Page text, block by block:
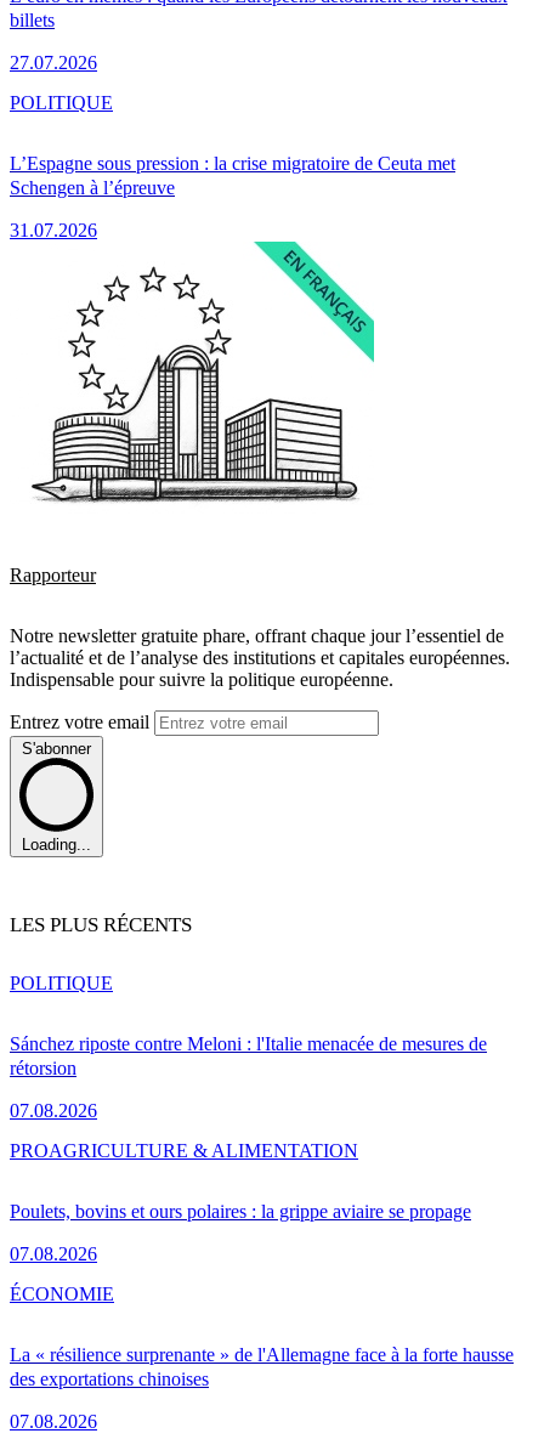
billets
27.07.2026
L’Espagne sous pression : la crise migratoire de Ceuta met
Schengen à l’épreuve
31.07.2026
POLITIQUE
Rapporteur
Notre newsletter gratuite phare, offrant chaque jour l’essentiel de
l’actualité et de l’analyse des institutions et capitales européennes.
Indispensable pour suivre la politique européenne.
Entrez votre email
S'abonner
Loading...
LES PLUS RÉCENTS
Sánchez riposte contre Meloni : l'Italie menacée de mesures de
rétorsion
07.08.2026
POLITIQUE
Poulets, bovins et ours polaires : la grippe aviaire se propage
07.08.2026
PROAGRICULTURE & ALIMENTATION
La « résilience surprenante » de l'Allemagne face à la forte hausse
des exportations chinoises
07.08.2026
ÉCONOMIE